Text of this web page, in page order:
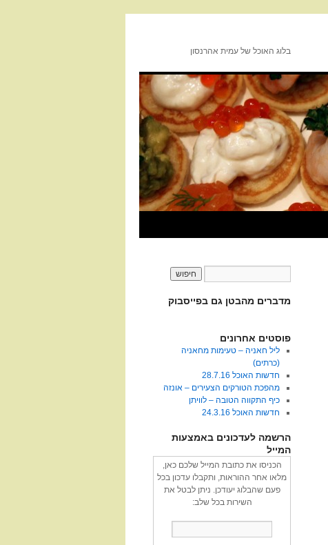
בלוג האוכל של עמית אהרנסון
מדברים מהבטן גם בפייסבוק
פוסטים אחרונים
ליל חאניה – טעימות מחאניה
(כרתים)
חדשות האוכל 28.7.16
מהפכת הטורקים הצעירים – אונזה
כיף התקווה הטובה – לוויתן
חדשות האוכל 24.3.16
הרשמה לעדכונים באמצעות
המייל
הכניסו את כתובת המייל שלכם כאן,
מלאו אחר ההוראות, ותקבלו עדכון בכל
פעם שהבלוג יעודכן. ניתן לבטל את
השירות בכל שלב: